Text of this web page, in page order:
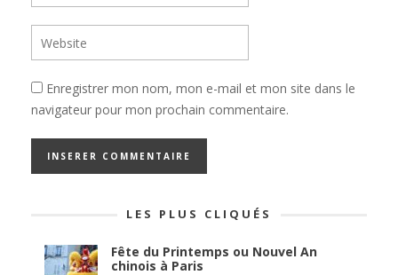
Enregistrer mon nom, mon e-mail et mon site dans le
navigateur pour mon prochain commentaire.
LES PLUS CLIQUÉS
Fête du Printemps ou Nouvel An
chinois à Paris